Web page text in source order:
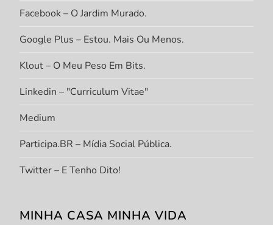
Facebook – O Jardim Murado.
Google Plus – Estou. Mais Ou Menos.
Klout – O Meu Peso Em Bits.
Linkedin – "Curriculum Vitae"
Medium
Participa.BR – Mídia Social Pública.
Twitter – E Tenho Dito!
MINHA CASA MINHA VIDA